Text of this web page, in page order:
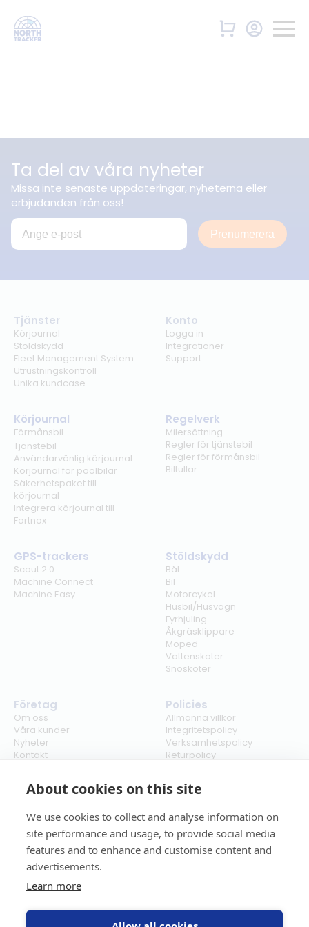
About cookies on this site
We use cookies to collect and analyse information on
site performance and usage, to provide social media
features and to enhance and customise content and
advertisements.
Learn more
Ta del av våra nyheter
Missa inte senaste uppdateringar, nyheterna eller
erbjudanden från oss!
Prenumerera
Tjänster
Körjournal
Stöldskydd
Fleet Management System
Utrustningskontroll
Unika kundcase
Konto
Logga in
Integrationer
Support
Körjournal
Förmånsbil
Tjänstebil
Användarvänlig körjournal
Körjournal för poolbilar
Säkerhetspaket till
körjournal
Integrera körjournal till
Fortnox
Regelverk
Milersättning
Regler för tjänstebil
Regler för förmånsbil
Biltullar
GPS-trackers
Scout 2.0
Machine Connect
Machine Easy
Stöldskydd
Båt
Bil
Motorcykel
Husbil/Husvagn
Fyrhjuling
Åkgräsklippare
Moped
Vattenskoter
Snöskoter
Företag
Om oss
Våra kunder
Nyheter
Kontakt
Policies
Allmänna villkor
Integritetspolicy
Verksamhetspolicy
Returpolicy
Cookies